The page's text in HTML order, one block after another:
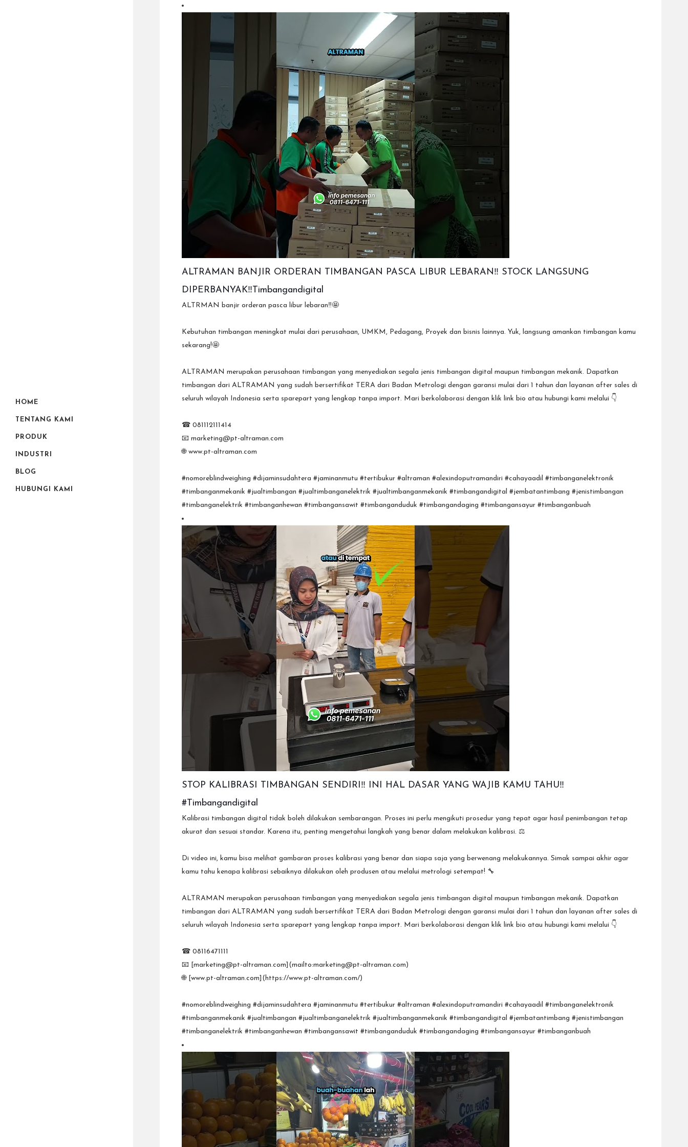
HOME
TENTANG KAMI
PRODUK
INDUSTRI
BLOG
HUBUNGI KAMI
ALTRAMAN BANJIR ORDERAN TIMBANGAN PASCA LIBUR LEBARAN‼️ STOCK LANGSUNG
DIPERBANYAK‼️timbangandigital
ALTRMAN banjir orderan pasca libur lebaran‼️🤩
Kebutuhan timbangan meningkat mulai dari perusahaan, UMKM, Pedagang, Proyek dan bisnis lainnya. Yuk, langsung amankan timbangan kamu
sekarang!🤩
ALTRAMAN merupakan perusahaan timbangan yang menyediakan segala jenis timbangan digital maupun timbangan mekanik. Dapatkan
timbangan dari ALTRAMAN yang sudah bersertifikat TERA dari Badan Metrologi dengan garansi mulai dari 1 tahun dan layanan after sales di
seluruh wilayah Indonesia serta sparepart yang lengkap tanpa import. Mari berkolaborasi dengan klik link bio atau hubungi kami melalui 👇
☎ 081112111414
📧 marketing@pt-altraman.com
🌐 www.pt-altraman.com
#nomoreblindweighing #dijaminsudahtera #jaminanmutu #tertibukur #altraman #alexindoputramandiri #cahayaadil #timbanganelektronik
#timbanganmekanik #jualtimbangan #jualtimbanganelektrik #jualtimbanganmekanik #timbangandigital #jembatantimbang #jenistimbangan
#timbanganelektrik #timbanganhewan #timbangansawit #timbanganduduk #timbangandaging #timbangansayur #timbanganbuah
STOP KALIBRASI TIMBANGAN SENDIRI‼️ INI HAL DASAR YANG WAJIB KAMU TAHU‼️
#timbangandigital
Kalibrasi timbangan digital tidak boleh dilakukan sembarangan. Proses ini perlu mengikuti prosedur yang tepat agar hasil penimbangan tetap
akurat dan sesuai standar. Karena itu, penting mengetahui langkah yang benar dalam melakukan kalibrasi. ⚖️
Di video ini, kamu bisa melihat gambaran proses kalibrasi yang benar dan siapa saja yang berwenang melakukannya. Simak sampai akhir agar
kamu tahu kenapa kalibrasi sebaiknya dilakukan oleh produsen atau melalui metrologi setempat! 🔧
ALTRAMAN merupakan perusahaan timbangan yang menyediakan segala jenis timbangan digital maupun timbangan mekanik. Dapatkan
timbangan dari ALTRAMAN yang sudah bersertifikat TERA dari Badan Metrologi dengan garansi mulai dari 1 tahun dan layanan after sales di
seluruh wilayah Indonesia serta sparepart yang lengkap tanpa import. Mari berkolaborasi dengan klik link bio atau hubungi kami melalui 👇
☎ 08116471111
📧 [marketing@pt-altraman.com](mailto:marketing@pt-altraman.com)
🌐 [www.pt-altraman.com](https://www.pt-altraman.com/)
#nomoreblindweighing #dijaminsudahtera #jaminanmutu #tertibukur #altraman #alexindoputramandiri #cahayaadil #timbanganelektronik
#timbanganmekanik #jualtimbangan #jualtimbanganelektrik #jualtimbanganmekanik #timbangandigital #jembatantimbang #jenistimbangan
#timbanganelektrik #timbanganhewan #timbangansawit #timbanganduduk #timbangandaging #timbangansayur #timbanganbuah